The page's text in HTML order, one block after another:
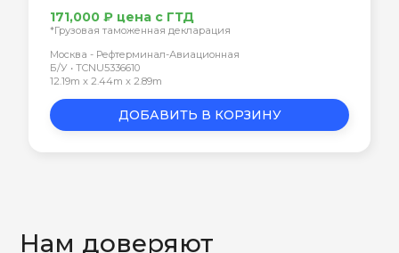
171,000 ₽ цена с ГТД
*Грузовая таможенная декларация
Москва - Рефтерминал-Авиационная
Б/У • TCNU5336610
12.19m x 2.44m x 2.89m
ДОБАВИТЬ В КОРЗИНУ
Нам доверяют